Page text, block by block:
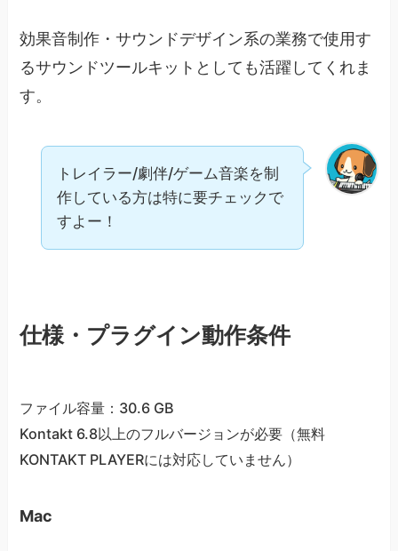
効果音制作・サウンドデザイン系の業務で使用す
るサウンドツールキットとしても活躍してくれま
す。
トレイラー/劇伴/ゲーム音楽を制
作している方は特に要チェックで
すよー！
仕様・プラグイン動作条件
ファイル容量：30.6 GB
Kontakt 6.8以上のフルバージョンが必要（無料
KONTAKT PLAYERには対応していません）
Mac